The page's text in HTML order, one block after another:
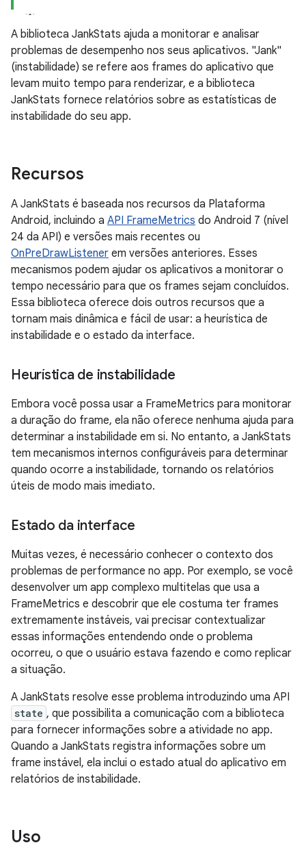
A biblioteca JankStats ajuda a monitorar e analisar
problemas de desempenho nos seus aplicativos. "Jank"
(instabilidade) se refere aos frames do aplicativo que
levam muito tempo para renderizar, e a biblioteca
JankStats fornece relatórios sobre as estatísticas de
instabilidade do seu app.
Recursos
A JankStats é baseada nos recursos da Plataforma
Android, incluindo a API FrameMetrics do Android 7 (nível
24 da API) e versões mais recentes ou
OnPreDrawListener em versões anteriores. Esses
mecanismos podem ajudar os aplicativos a monitorar o
tempo necessário para que os frames sejam concluídos.
Essa biblioteca oferece dois outros recursos que a
tornam mais dinâmica e fácil de usar: a heurística de
instabilidade e o estado da interface.
Heurística de instabilidade
Embora você possa usar a FrameMetrics para monitorar
a duração do frame, ela não oferece nenhuma ajuda para
determinar a instabilidade em si. No entanto, a JankStats
tem mecanismos internos configuráveis para determinar
quando ocorre a instabilidade, tornando os relatórios
úteis de modo mais imediato.
Estado da interface
Muitas vezes, é necessário conhecer o contexto dos
problemas de performance no app. Por exemplo, se você
desenvolver um app complexo multitelas que usa a
FrameMetrics e descobrir que ele costuma ter frames
extremamente instáveis, vai precisar contextualizar
essas informações entendendo onde o problema
ocorreu, o que o usuário estava fazendo e como replicar
a situação.
A JankStats resolve esse problema introduzindo uma API
state , que possibilita a comunicação com a biblioteca
para fornecer informações sobre a atividade no app.
Quando a JankStats registra informações sobre um
frame instável, ela inclui o estado atual do aplicativo em
relatórios de instabilidade.
Uso